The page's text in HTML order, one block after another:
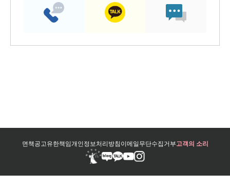
면책공고유한책임개인정보처리방침이메일무단수집거부고객의 소리